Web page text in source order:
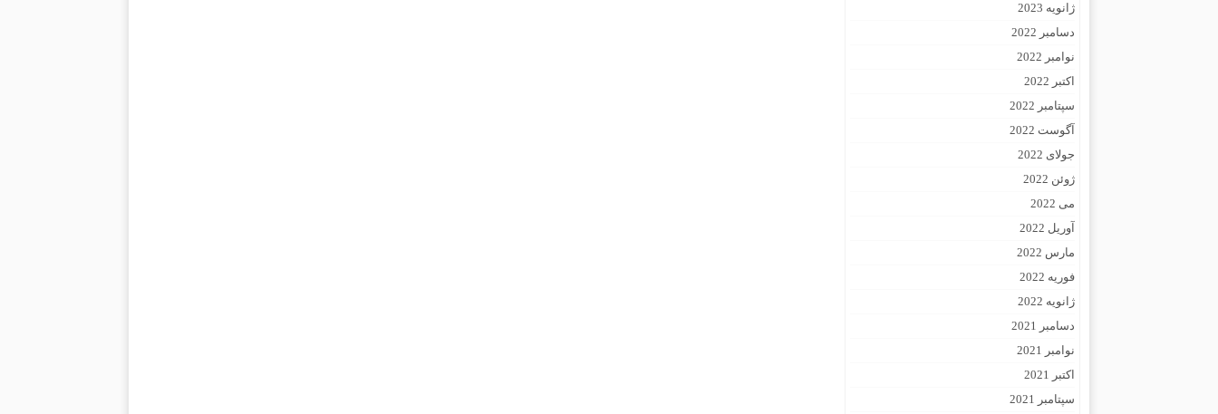
ژانویه 2023
دسامبر 2022
نوامبر 2022
اکتبر 2022
سپتامبر 2022
آگوست 2022
جولای 2022
ژوئن 2022
می 2022
آوریل 2022
مارس 2022
فوریه 2022
ژانویه 2022
دسامبر 2021
نوامبر 2021
اکتبر 2021
سپتامبر 2021